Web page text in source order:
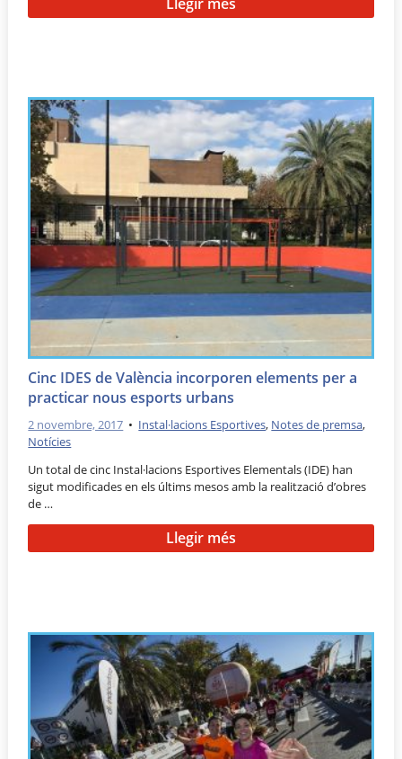
Cinc IDES de València incorporen elements per a
practicar nous esports urbans
2 novembre, 2017 • Instal·lacions Esportives, Notes de premsa,
Notícies
Un total de cinc Instal·lacions Esportives Elementals (IDE) han
sigut modificades en els últims mesos amb la realització d’obres
de …
Llegir més